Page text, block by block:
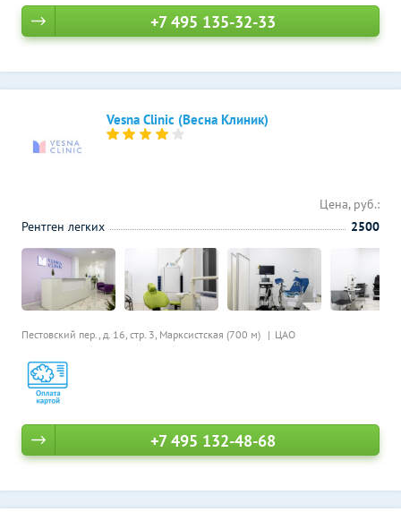
+7 495 135-32-33
Vesna Clinic (Весна Клиник)
Пестовский пер., д. 16, стр. 3, Марксистская (700 м) ЦАО
Цена, руб.:
Рентген легких
2500
+7 495 132-48-68